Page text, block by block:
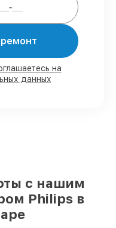
с возможностью
готовы к
остальные
Philips и
разного
на
данных
с нашим
Philips в